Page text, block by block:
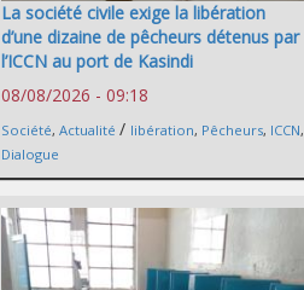
La société civile exige la libération
d’une dizaine de pêcheurs détenus par
l’ICCN au port de Kasindi
08/08/2026 - 09:18
Société, Actualité / libération, Pêcheurs, ICCN,
Dialogue